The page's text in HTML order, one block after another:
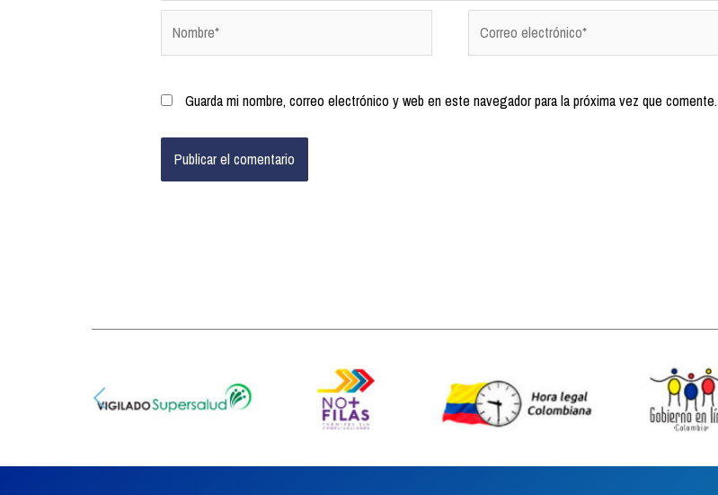
Guarda mi nombre, correo electrónico y web en este navegador para la próxima vez que comente.